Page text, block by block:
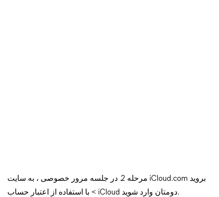
مرحله 2. در جلسه مرور خصوصی ، به سایت iCloud.com بروید
> با استفاده از اعتبار حساب iCloud دومتان وارد شوید.